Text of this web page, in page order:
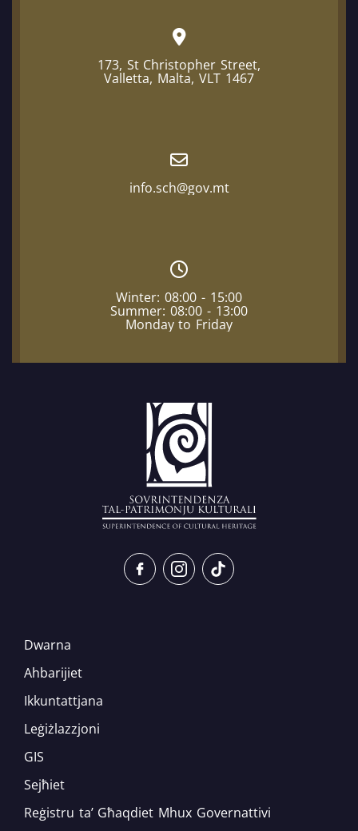
173, St Christopher Street,
Valletta, Malta, VLT 1467
info.sch@gov.mt
Winter: 08:00 - 15:00
Summer: 08:00 - 13:00
Monday to Friday
Dwarna
Ahbarijiet
Ikkuntattjana
Leġiżlazzjoni
GIS
Sejħiet
Reġistru ta’ Għaqdiet Mhux Governattivi